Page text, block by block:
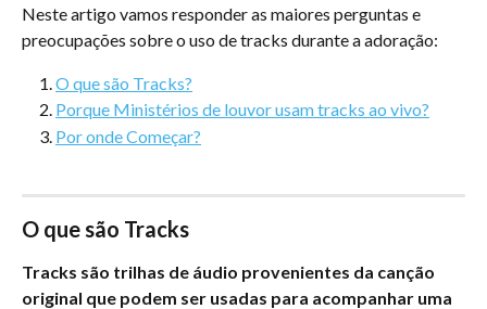
Neste artigo vamos responder as maiores perguntas e
preocupações sobre o uso de tracks durante a adoração:
O que são Tracks?
Porque Ministérios de louvor usam tracks ao vivo?
Por onde Começar?
O que são Tracks
Tracks são trilhas de áudio provenientes da canção
original que podem ser usadas para acompanhar uma